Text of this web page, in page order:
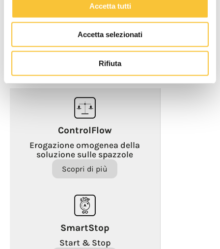
Accetta tutti
Accetta selezionati
Rifiuta
Tecnologie
ControlFlow
Erogazione omogenea della
soluzione sulle spazzole
Scopri di più
SmartStop
Start & Stop